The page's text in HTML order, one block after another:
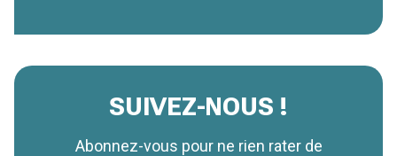
SUIVEZ-NOUS !
Abonnez-vous pour ne rien rater de